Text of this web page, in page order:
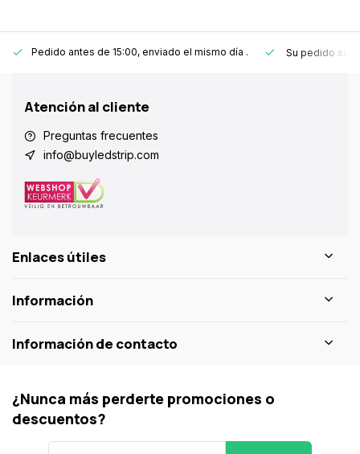
Pedido antes de 15:00, enviado el mismo día . Su pedido
Atención al cliente
Preguntas frecuentes
info@buyledstrip.com
Enlaces útiles
Información
Información de contacto
¿Nunca más perderte promociones o
descuentos?